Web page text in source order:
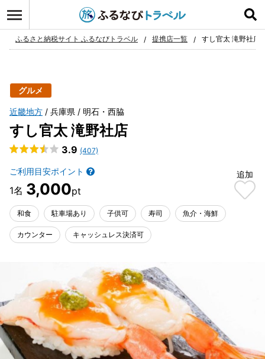
お気に入り
ふるさと納税サイト ふるなびトラベル 提携店一覧 すし官太 滝野社店
グルメ
近畿地方 兵庫県 明石・西脇
すし官太 滝野社店
3.9 (407)
ご利用目安ポイント
3,000
追加
和食 駐車場あり 子供可 寿司 魚介・海鮮
カウンター キャッシュレス決済可